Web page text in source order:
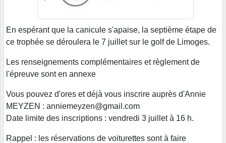
En espérant que la canicule s'apaise, la septième étape de
ce trophée se déroulera le 7 juillet sur le golf de Limoges.
Les renseignements complémentaires et règlement de
l'épreuve sont en annexe
Vous pouvez d'ores et déjà vous inscrire auprès d'Annie
MEYZEN : anniemeyzen@gmail.com
Date limite des inscriptions : vendredi 3 juillet à 16 h.
Rappel : les réservations de voiturettes sont à faire